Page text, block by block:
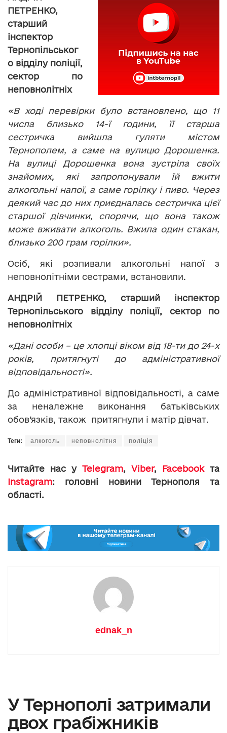
ПЕТРЕНКО,
старший
інспектор
Тернопільськог
о відділу поліції,
сектор по
неповнолітніх
«В ході перевірки було встановлено, що 11
числа близько 14-ї години, її старша
сестричка вийшла гуляти містом
Тернополем, а саме на вулицю Дорошенка.
На вулиці Дорошенка вона зустріла своїх
знайомих, які запропонували їй вжити
алкогольні напої, а саме горілку і пиво. Через
деякий час до них приєдналась сестричка цієї
старшої дівчинки, спорячи, що вона також
може вживати алкоголь. Вжила один стакан,
близько 200 грам горілки».
Осіб, які розпивали алкогольні напої з
неповнолітніми сестрами, встановили.
АНДРІЙ ПЕТРЕНКО, старший інспектор
Тернопільського відділу поліції, сектор по
неповнолітніх
«Дані особи – це хлопці віком від 18-ти до 24-х
років, притягнуті до адміністративної
відповідальності».
До адміністративної відповідальності, а саме
за неналежне виконання батьківських
обов’язків, також притягнули і матір дівчат.
Теги: алкоголь неповнолітня поліція
Читайте нас у Telegram, Viber, Facebookта
Instagram: головні новини Тернополя та
області.
ednak_n
У Тернополі затримали
двох грабіжників